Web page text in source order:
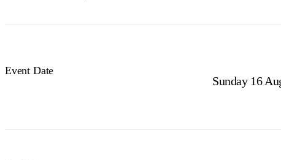
Event Date
Sunday 16